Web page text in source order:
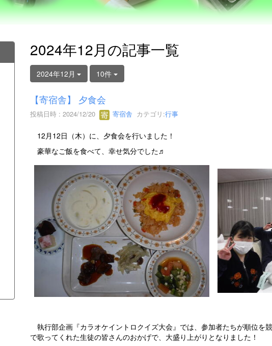
2024年12月の記事一覧
2024年12月 10件
【寄宿舎】 夕食会
投稿日時 : 2024/12/20 寄宿舎 カテゴリ:行事
12月12日（木）に、夕食会を行いました！
豪華なご飯を食べて、幸せ気分でした♬
執行部企画『カラオケイントロクイズ大会』では、参加者たちが順位を
で歌ってくれた生徒の皆さんのおかげで、大盛り上がりとなりました！